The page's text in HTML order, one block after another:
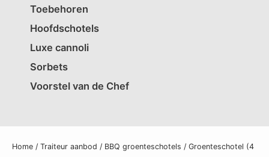
Toebehoren
Hoofdschotels
Luxe cannoli
Sorbets
Voorstel van de Chef
Home / Traiteur aanbod / BBQ groenteschotels / Groenteschotel (4